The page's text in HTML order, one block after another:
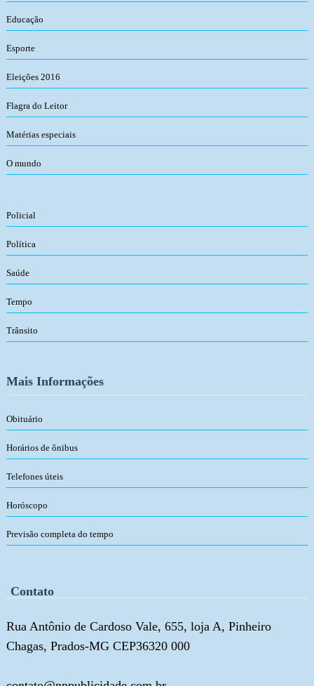
Educação
Esporte
Eleições 2016
Flagra do Leitor
Matérias especiais
O mundo
Policial
Política
Saúde
Tempo
Trânsito
Mais Informações
Obituário
Horários de ônibus
Telefones úteis
Horóscopo
Previsão completa do tempo
Contato
Rua Antônio de Cardoso Vale, 655, loja A, Pinheiro
Chagas, Prados-MG CEP36320 000